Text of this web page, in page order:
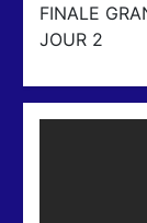
FINALE
JOUR 2